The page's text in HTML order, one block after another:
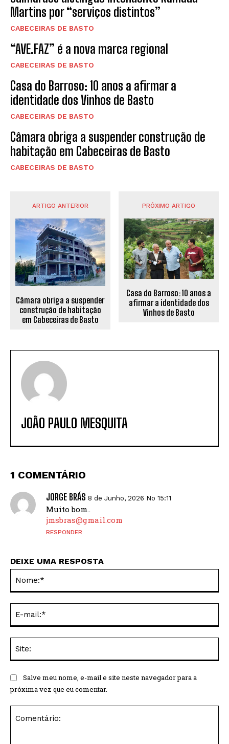
Martins por “serviços distintos”
CABECEIRAS DE BASTO
“AVE.FAZ” é a nova marca regional
CABECEIRAS DE BASTO
Casa do Barroso: 10 anos a afirmar a
identidade dos Vinhos de Basto
CABECEIRAS DE BASTO
Câmara obriga a suspender construção de
habitação em Cabeceiras de Basto
CABECEIRAS DE BASTO
ARTIGO ANTERIOR
Câmara obriga a suspender
construção de habitação
em Cabeceiras de Basto
PRÓXIMO ARTIGO
Casa do Barroso: 10 anos a
afirmar a identidade dos
Vinhos de Basto
JOÃO PAULO MESQUITA
1 COMENTÁRIO
JORGE BRÁS 8 de Junho, 2026 No 15:11
Muito bom..
jmsbras@gmail.com
RESPONDER
DEIXE UMA RESPOSTA
Salve meu nome, e-mail e site neste navegador para a
próxima vez que eu comentar.